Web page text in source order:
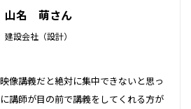
山名 萌さん
建設会社（設計）
像講義だと絶対に集中できないと思っ
講師が目の前で講義をしてくれる方が